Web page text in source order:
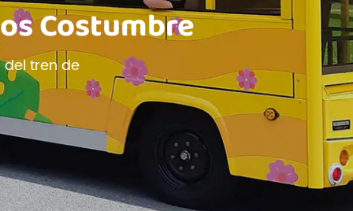
Costumbre
tren de